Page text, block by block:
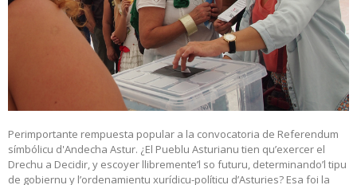
Perimportante rempuesta popular a la convocatoria de Referendum
símbólicu d'Andecha Astur. ¿El Pueblu Asturianu tien qu’exercer el
Drechu a Decidir, y escoyer llibremente’l so futuru, determinando’l tipu
de gobiernu y l’ordenamientu xurídicu-políticu d’Asturies? Esa foi la